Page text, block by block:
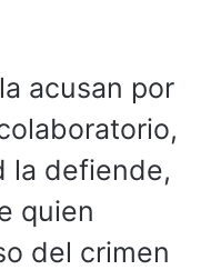
acusan por
la defiende,
quien
del crimen